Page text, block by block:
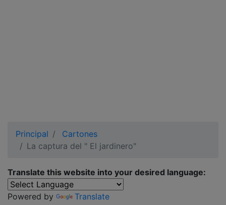
Principal
Cartones
La captura del " El jardinero"
Translate this website into your desired language:
Powered by
Translate